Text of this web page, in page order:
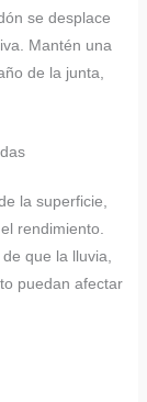
se desplace
Mantén una
de la junta,
la superficie,
rendimiento.
que la lluvia,
puedan afectar